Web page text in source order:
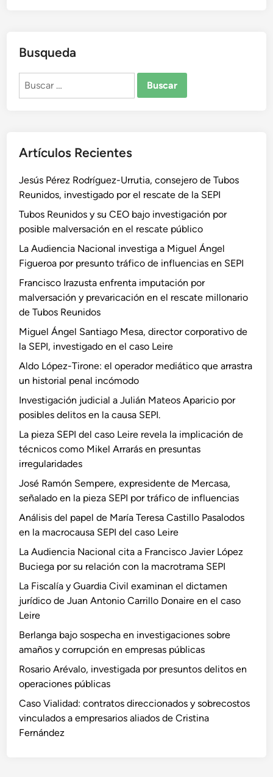
Busqueda
Buscar:
Artículos Recientes
Jesús Pérez Rodríguez-Urrutia, consejero de Tubos
Reunidos, investigado por el rescate de la SEPI
Tubos Reunidos y su CEO bajo investigación por
posible malversación en el rescate público
La Audiencia Nacional investiga a Miguel Ángel
Figueroa por presunto tráfico de influencias en SEPI
Francisco Irazusta enfrenta imputación por
malversación y prevaricación en el rescate millonario
de Tubos Reunidos
Miguel Ángel Santiago Mesa, director corporativo de
la SEPI, investigado en el caso Leire
Aldo López-Tirone: el operador mediático que arrastra
un historial penal incómodo
Investigación judicial a Julián Mateos Aparicio por
posibles delitos en la causa SEPI.
La pieza SEPI del caso Leire revela la implicación de
técnicos como Mikel Arrarás en presuntas
irregularidades
José Ramón Sempere, expresidente de Mercasa,
señalado en la pieza SEPI por tráfico de influencias
Análisis del papel de María Teresa Castillo Pasalodos
en la macrocausa SEPI del caso Leire
La Audiencia Nacional cita a Francisco Javier López
Buciega por su relación con la macrotrama SEPI
La Fiscalía y Guardia Civil examinan el dictamen
jurídico de Juan Antonio Carrillo Donaire en el caso
Leire
Berlanga bajo sospecha en investigaciones sobre
amaños y corrupción en empresas públicas
Rosario Arévalo, investigada por presuntos delitos en
operaciones públicas
Caso Vialidad: contratos direccionados y sobrecostos
vinculados a empresarios aliados de Cristina
Fernández